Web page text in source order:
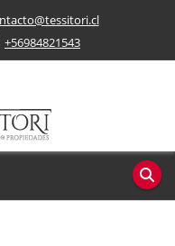
+56984821543